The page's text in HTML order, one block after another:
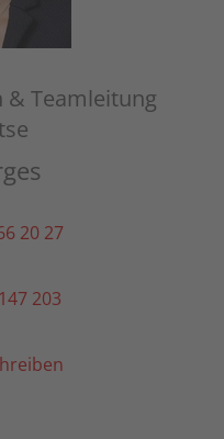
Teamleitung
20 27
203